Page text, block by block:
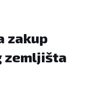
zakup
zemljišta